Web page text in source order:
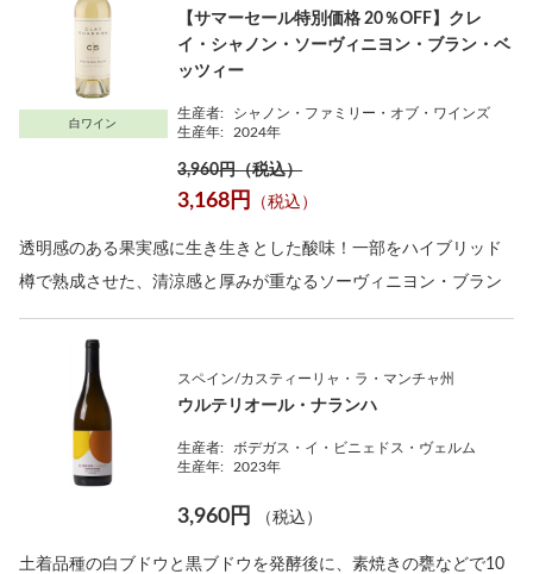
白ワイン
【サマーセール特別価格 20％OFF】クレ
イ・シャノン・ソーヴィニヨン・ブラン・ベ
ッツィー
生産者:
シャノン・ファミリー・オブ・ワインズ
生産年:
2024年
3,960円（税込）
3,168円 （税込）
透明感のある果実感に生き生きとした酸味！一部をハイブリッド
樽で熟成させた、清涼感と厚みが重なるソーヴィニヨン・ブラン
スペイン/カスティーリャ・ラ・マンチャ州
ウルテリオール・ナランハ
生産者:
ボデガス・イ・ビニェドス・ヴェルム
生産年:
2023年
3,960円 （税込）
土着品種の白ブドウと黒ブドウを発酵後に、素焼きの甕などで10